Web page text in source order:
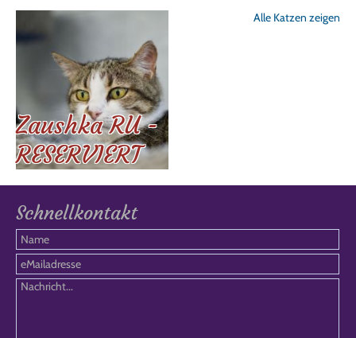
Zaushka RU -
RESERVIERT
Alle Katzen zeigen
Schnellkontakt